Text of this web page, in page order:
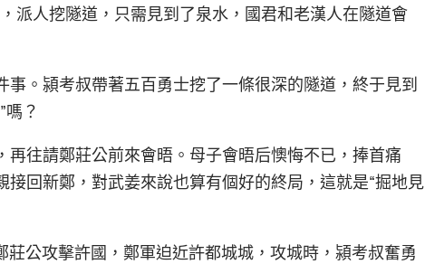
派人挖隧道，只需見到了泉水，國君和老漢人在隧道會
。潁考叔帶著五百勇士挖了一條很深的隧道，終于見到
？
往請鄭莊公前來會晤。母子會晤后懊悔不已，捧首痛
回新鄭，對武姜來說也算有個好的終局，這就是“掘地見
公攻擊許國，鄭軍迫近許都城城，攻城時，潁考叔奮勇